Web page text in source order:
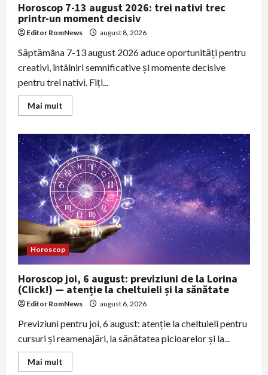
Horoscop 7-13 august 2026: trei nativi trec
printr-un moment decisiv
Editor RomNews august 8, 2026
Săptămâna 7-13 august 2026 aduce oportunităţi pentru
creativi, întâlniri semnificative şi momente decisive
pentru trei nativi. Fiţi...
Mai mult
more
7-
13
august
2026:
trei
nativi
trec
printr-
un
moment
decisiv
Horoscop
Horoscop joi, 6 august: previziuni de la Lorina
(Click!) — atenție la cheltuieli și la sănătate
Editor RomNews august 6, 2026
Previziuni pentru joi, 6 august: atenție la cheltuieli pentru
cursuri și reamenajări, la sănătatea picioarelor și la...
Mai mult
more